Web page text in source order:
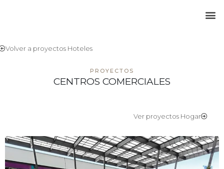
Volver a proyectos Hoteles
PROYECTOS
CENTROS COMERCIALES
Ver proyectos Hogar